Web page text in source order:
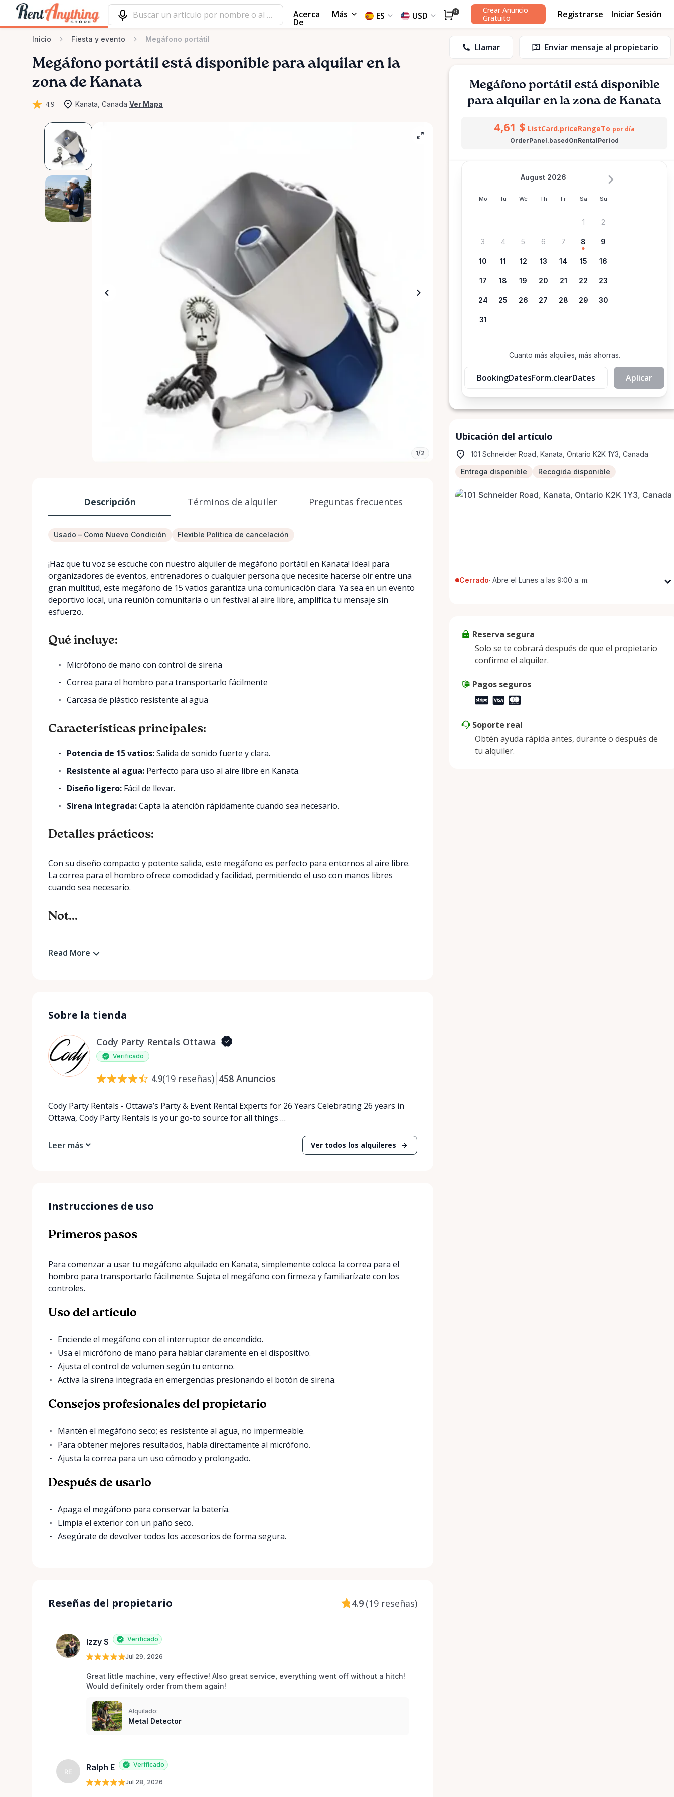
Acerca
De
Más ES USD 0
Crear Anuncio
Gratuito
Registrarse Iniciar Sesión
Inicio Fiesta y evento Megáfono portátil
Megáfono portátil está disponible para alquilar en la
zona de Kanata
4.9 Kanata, Canada Ver Mapa
1/2
Descripción Términos de alquiler Preguntas frecuentes
Usado – Como Nuevo Condición Flexible Política de cancelación
¡Haz que tu voz se escuche con nuestro alquiler de megáfono portátil en Kanata! Ideal para
organizadores de eventos, entrenadores o cualquier persona que necesite hacerse oír entre una
gran multitud, este megáfono de 15 vatios garantiza una comunicación clara. Ya sea en un evento
deportivo local, una reunión comunitaria o un festival al aire libre, amplifica tu mensaje sin
esfuerzo.
Qué incluye:
Micrófono de mano con control de sirena
Correa para el hombro para transportarlo fácilmente
Carcasa de plástico resistente al agua
Características principales:
Potencia de 15 vatios:Salida de sonido fuerte y clara.
Resistente al agua: Perfecto para uso al aire libre en Kanata.
Diseño ligero: Fácil de llevar.
Sirena integrada:Capta la atención rápidamente cuando sea necesario.
Detalles prácticos:
Con su diseño compacto y potente salida, este megáfono es perfecto para entornos al aire libre.
La correa para el hombro ofrece comodidad y facilidad, permitiendo el uso con manos libres
cuando sea necesario.
Not...
Read More
Sobre la tienda
Cody Party Rentals Ottawa
Verificado
4.9(19 reseñas) 458 Anuncios
Cody Party Rentals - Ottawa’s Party & Event Rental Experts for 26 Years Celebrating 26 years in
Ottawa, Cody Party Rentals is your go-to source for all things …
Leer más Ver todos los alquileres
Instrucciones de uso
Primeros pasos
Para comenzar a usar tu megáfono alquilado en Kanata, simplemente coloca la correa para el
hombro para transportarlo fácilmente. Sujeta el megáfono con firmeza y familiarízate con los
controles.
Uso del artículo
Enciende el megáfono con el interruptor de encendido.
Usa el micrófono de mano para hablar claramente en el dispositivo.
Ajusta el control de volumen según tu entorno.
Activa la sirena integrada en emergencias presionando el botón de sirena.
Consejos profesionales del propietario
Mantén el megáfono seco; es resistente al agua, no impermeable.
Para obtener mejores resultados, habla directamente al micrófono.
Ajusta la correa para un uso cómodo y prolongado.
Después de usarlo
Apaga el megáfono para conservar la batería.
Limpia el exterior con un paño seco.
Asegúrate de devolver todos los accesorios de forma segura.
Reseñas del propietario 4.9 (19 reseñas)
Izzy S Verificado
Jul 29, 2026
Great little machine, very effective! Also great service, everything went off without a hitch!
Would definitely order from them again!
Alquilado:
Metal Detector
RE Ralph E Verificado
Jul 28, 2026
Llamar Enviar mensaje al propietario
Megáfono portátilestá disponible
para alquilar en la zona de Kanata
4,61 $ ListCard.priceRangeTo por día
OrderPanel.basedOnRentalPeriod
Mo Tu We Th Fr Sa Su
August 2026
1 2
3 4 5 6 7 8 9
10 11 12 13 14 15 16
17 18 19 20 21 22 23
24 25 26 27 28 29 30
31
Cuanto más alquiles, más ahorras.
BookingDatesForm.clearDates Aplicar
Ubicación del artículo
101 Schneider Road, Kanata, Ontario K2K 1Y3, Canada
Entrega disponible Recogida disponible
Cerrado· Abre el Lunes a las 9:00 a. m.
Jueves
9:00 a. m. - 5:00 p. m.
Domingo
Reserva segura
Solo se te cobrará después de que el propietario
confirme el alquiler.
Pagos seguros
Soporte real
Obtén ayuda rápida antes, durante o después de
tu alquiler.